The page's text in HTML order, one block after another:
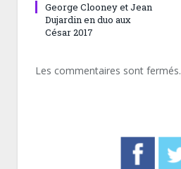
George Clooney et Jean
Dujardin en duo aux
César 2017
Les commentaires sont fermés.